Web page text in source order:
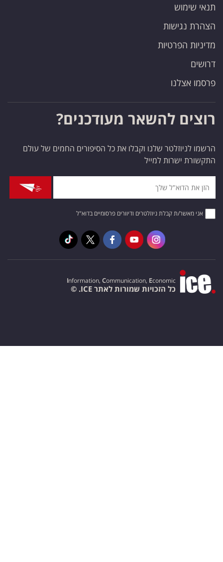
תנאי שימוש
הצהרת נגישות
מדיניות הפרטיות
דרושים
פרסמו אצלנו
רוצים להשאר מעודכנים?
הרשמו לניוזלטר שלנו וקבלו את כל הסיפורים החמים של עולם
התקשורת ישרות למייל
אני מאשר/ת קבלת ניוזלטרים ודיוורים פרסומיים בדוא"ל
Information, Communication, Economic
כל הזכויות שמורות לאתר ICE. ©